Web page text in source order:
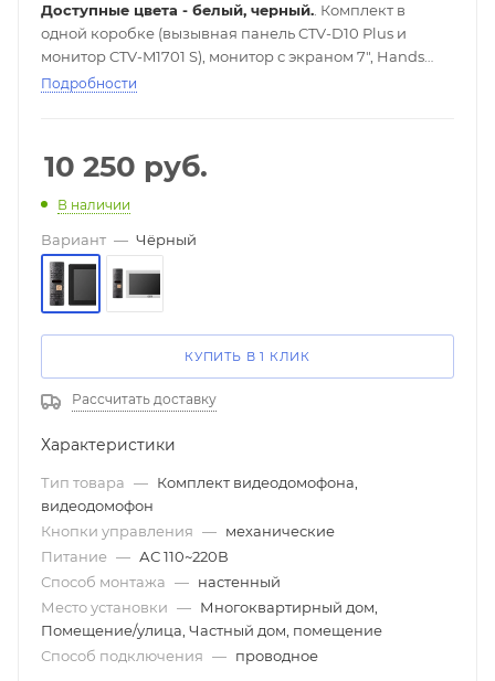
Доступные цвета - белый, черный. . Комплект в
одной коробке (вызывная панель CTV-D10 Plus и
монитор CTV-M1701 S), монитор с экраном 7", Hands
free, кнопочное управление, встроенная память на 89
Подробности
10 250 руб.
В наличии
Вариант — Чёрный
КУПИТЬ В 1 КЛИК
Рассчитать доставку
Характеристики
Тип товара — Комплект видеодомофона,
видеодомофон
Кнопки управления — механические
Питание — АС 110~220В
Способ монтажа — настенный
Место установки — Многоквартирный дом,
Помещение/улица, Частный дом, помещение
Способ подключения — проводное